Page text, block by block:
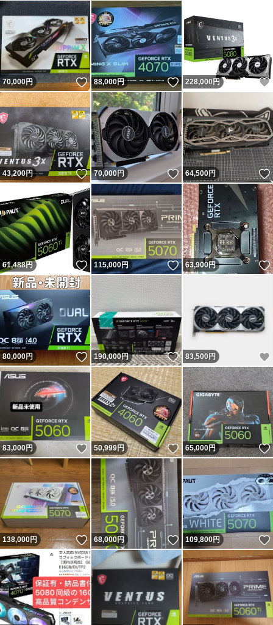
70,000円 いいね！
88,000円 いいね！
228,000 円
43,200円 いいね！
70,000円 いいね！
64,500円
61,488円 いいね！
115,000円 いいね！
63,900円
80,000円 いいね！
190,000円 いいね！
83,500 円
83,000円 いいね！
50,999円 いいね！
65,000円
138,000円 いいね！
68,000円 いいね！
109,800円